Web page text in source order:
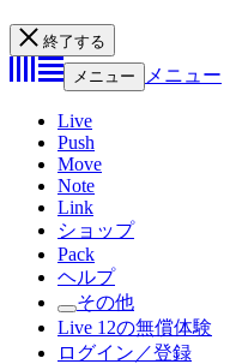
終了する
メニュー
メニュー
Live
Push
Move
Note
Link
ショップ
Pack
ヘルプ
その他
Live 12の無償体験
ログイン／登録